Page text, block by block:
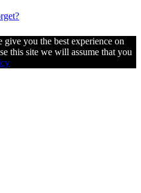
give you the best experience on
this site we will assume that you